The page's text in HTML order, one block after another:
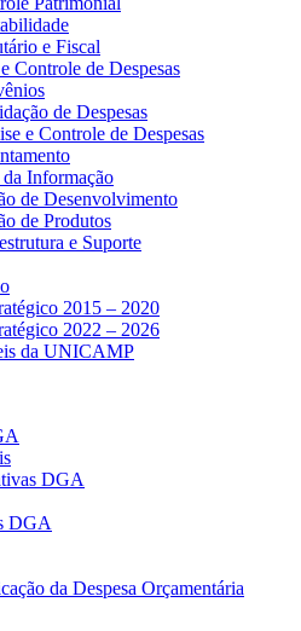
e Fiscal
Controle de Despesas
de Despesas
e Controle de Despesas
Informação
de Desenvolvimento
de Produtos
e Suporte
2015 – 2020
2022 – 2026
da UNICAMP
DGA
DGA
da Despesa Orçamentária